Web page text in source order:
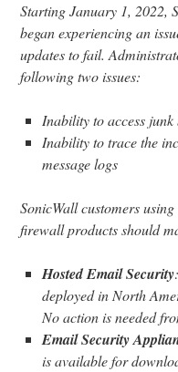
Starting January 1, 2022,
began experiencing an
updates to fail.
following two issues:
Inability to access
Inability to trace the
message logs
SonicWall customers
firewall products should
Hosted Email Security
deployed in North
No action is needed
Email Security
is available for